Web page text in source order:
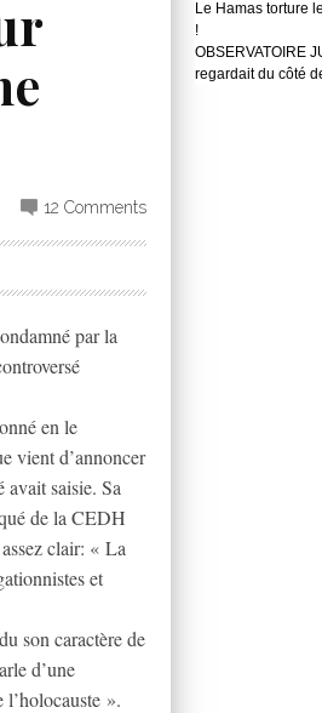
12 Comments
par la
en le
vient d’annoncer
saisie. Sa
de la CEDH
clair: « La
et
son caractère de
d’une
l’holocauste ».
Le Hamas torture
!
OBSERVATOIRE
regardait du côté